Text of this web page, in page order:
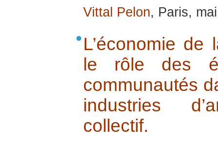
Vittal Pelon, Paris,
L’économie
le rôle des
communautés
industries
collectif.